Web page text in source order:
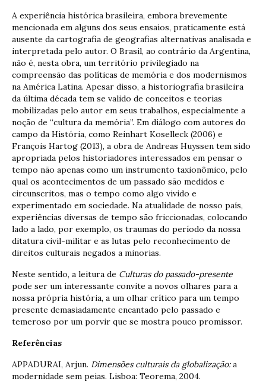
A experiência histórica brasileira, embora brevemente
mencionada em alguns dos seus ensaios, praticamente está
ausente da cartografia de geografias alternativas analisada e
interpretada pelo autor. O Brasil, ao contrário da Argentina,
não é, nesta obra, um território privilegiado na
compreensão das políticas de memória e dos modernismos
na América Latina. Apesar disso, a historiografia brasileira
da última década tem se valido de conceitos e teorias
mobilizadas pelo autor em seus trabalhos, especialmente a
noção de “cultura da memória”. Em diálogo com autores do
campo da História, como Reinhart Koselleck (2006) e
François Hartog (2013), a obra de Andreas Huyssen tem sido
apropriada pelos historiadores interessados em pensar o
tempo não apenas como um instrumento taxionômico, pelo
qual os acontecimentos de um passado são medidos e
circunscritos, mas o tempo como algo vivido e
experimentado em sociedade. Na atualidade de nosso país,
experiências diversas de tempo são friccionadas, colocando
lado a lado, por exemplo, os traumas do período da nossa
ditatura civil-militar e as lutas pelo reconhecimento de
direitos culturais negados a minorias.
Neste sentido, a leitura de Culturas do passado-presente
pode ser um interessante convite a novos olhares para a
nossa própria história, a um olhar crítico para um tempo
presente demasiadamente encantado pelo passado e
temeroso por um porvir que se mostra pouco promissor.
Referências
APPADURAI, Arjun. Dimensões culturais da globalização:a
modernidade sem peias. Lisboa: Teorema, 2004.